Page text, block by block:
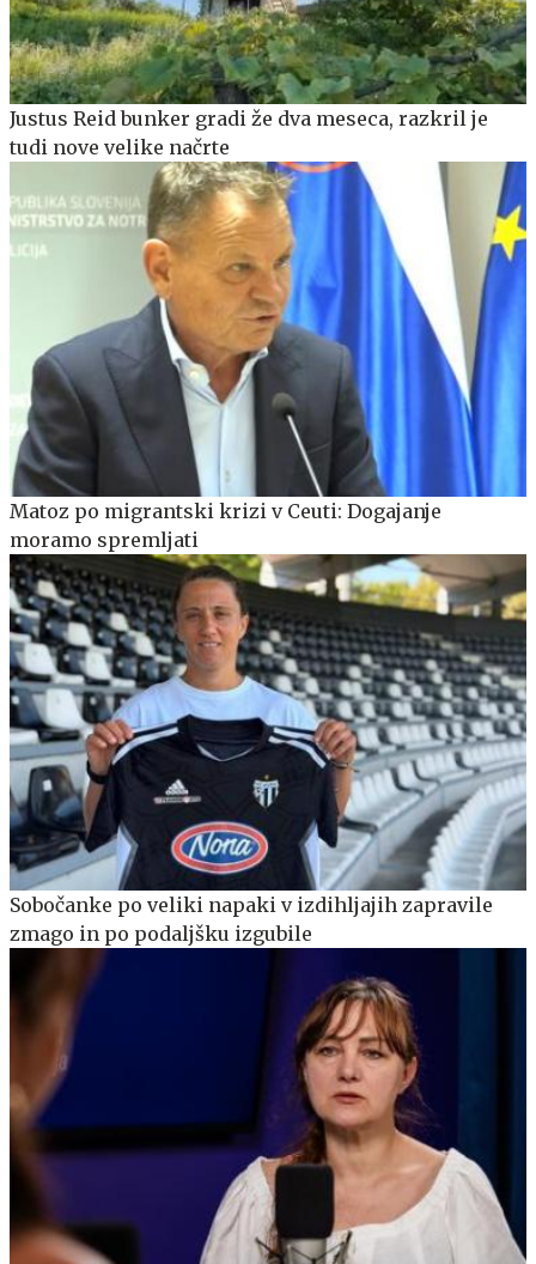
Justus Reid bunker gradi že dva meseca, razkril je
tudi nove velike načrte
Matoz po migrantski krizi v Ceuti: Dogajanje
moramo spremljati
Sobočanke po veliki napaki v izdihljajih zapravile
zmago in po podaljšku izgubile